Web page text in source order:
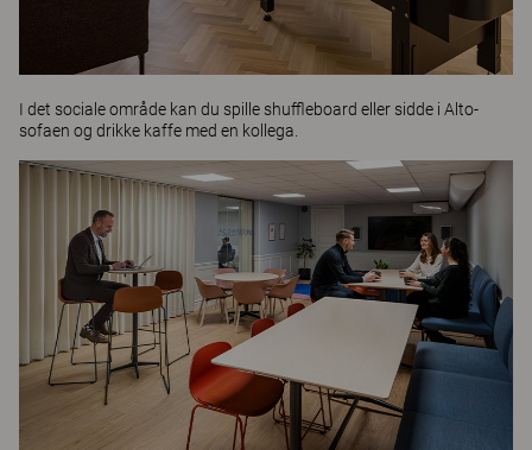
I det sociale område kan du spille shuffleboard eller sidde i Alto-
sofaen og drikke kaffe med en kollega.